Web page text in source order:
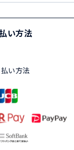
い方法
い方法